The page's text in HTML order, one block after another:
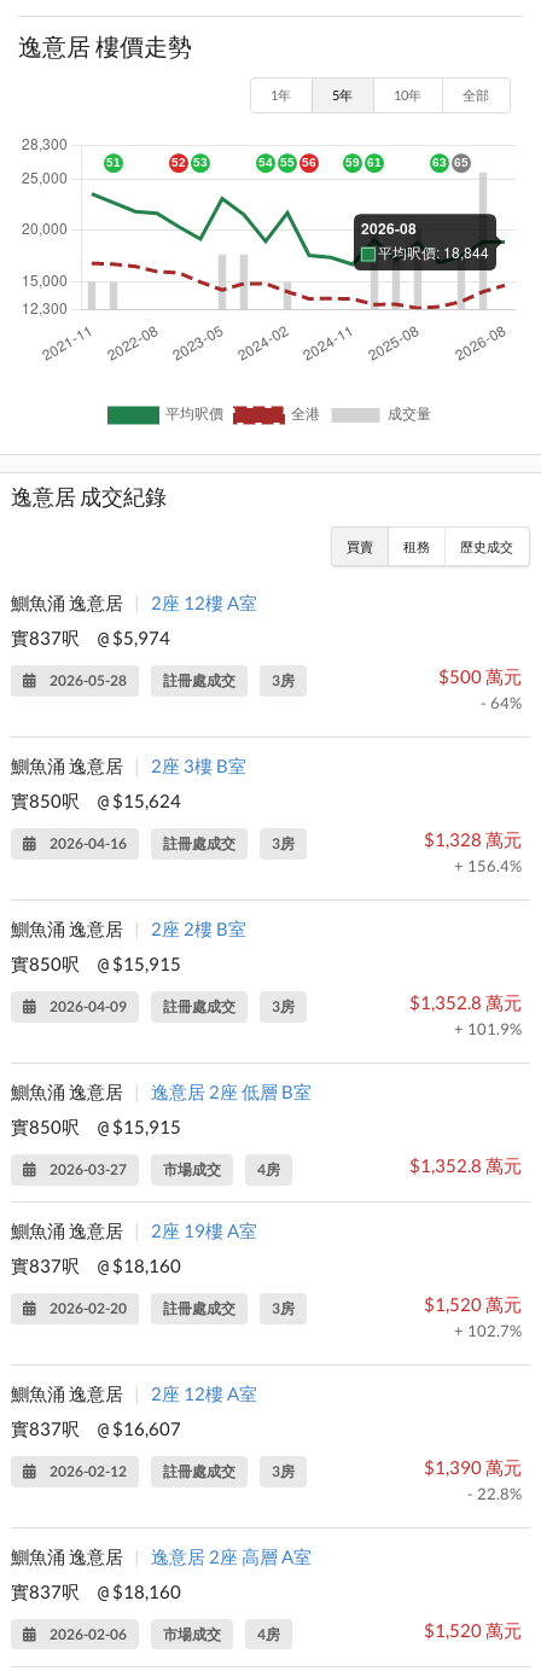
逸意居 樓價走勢
1年 5年 10年 全部
逸意居 成交紀錄
買賣 租務 歷史成交
鰂魚涌 逸意居 |
2座 12樓 A室
實837呎
@ $5,974
2026-05-28 註冊處成交 3房 $500 萬元
- 64%
鰂魚涌 逸意居 |
2座 3樓 B室
實850呎
@ $15,624
2026-04-16 註冊處成交 3房 $1,328 萬元
+ 156.4%
鰂魚涌 逸意居 |
2座 2樓 B室
實850呎
@ $15,915
2026-04-09 註冊處成交 3房 $1,352.8 萬元
+ 101.9%
鰂魚涌 逸意居 |
逸意居 2座 低層 B室
實850呎
@ $15,915
2026-03-27 市場成交 4房 $1,352.8 萬元
鰂魚涌 逸意居 |
2座 19樓 A室
實837呎
@ $18,160
2026-02-20 註冊處成交 3房 $1,520 萬元
+ 102.7%
鰂魚涌 逸意居 |
2座 12樓 A室
實837呎
@ $16,607
2026-02-12 註冊處成交 3房 $1,390 萬元
- 22.8%
鰂魚涌 逸意居 |
逸意居 2座 高層 A室
實837呎
@ $18,160
2026-02-06 市場成交 4房 $1,520 萬元